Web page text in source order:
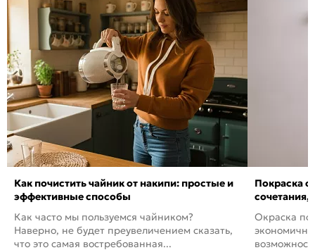
Как почистить чайник от накипи: простые и
эффективные способы
Как часто мы пользуемся чайником?
Наверно, не будет преувеличением сказать,
что это самая востребованная...
Покраска
сочетания,
Окраска